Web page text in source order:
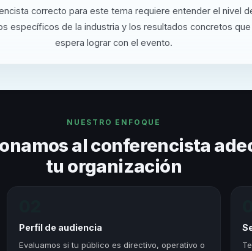
correcto para este tema requiere entender el nivel
específicos de la industria y los resultados concretos que
espera lograr con el evento.
NUESTRO ENFOQUE
al conferencista
tu organización
Perfil de audiencia
Evaluamos si tu público es directivo, operativo o